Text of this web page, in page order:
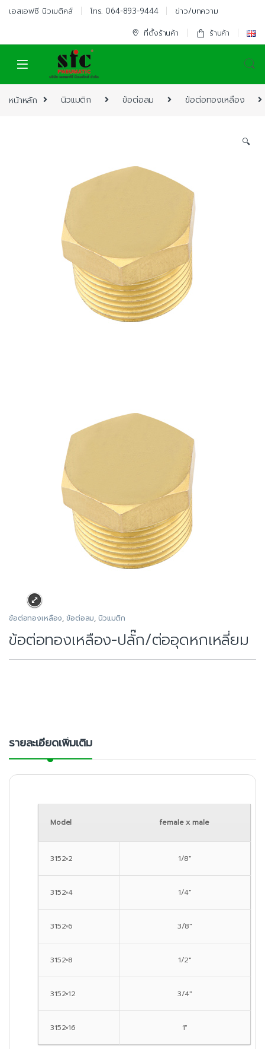
Skip to navigation
Skip to content
เอสเอฟซี นิวเมติคส์ โทร. 064-893-9444
ข่าว/บทความ
ที่ตั้งร้านค้า
ร้านค้า
หน้าหลัก นิวแมติก ข้อต่อลม ข้อต่อทองเหลือง
🔍
ข้อต่อทองเหลือง,ข้อต่อลม, นิวแมติก
ข้อต่อทองเหลือง-ปลั๊ก/ต่ออุดหกเหลี่ยม
รายละเอียดเพิ่มเติม
Model female x male
3152×2 1/8″
3152×4 1/4″
3152×6 3/8″
3152×8 1/2″
3152×12 3/4″
3152×16 1″